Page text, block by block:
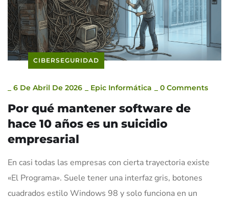
CIBERSEGURIDAD
6 De Abril De 2026 Epic Informática 0 Comments
Por qué mantener software de
hace 10 años es un suicidio
empresarial
En casi todas las empresas con cierta trayectoria existe
«El Programa». Suele tener una interfaz gris, botones
cuadrados estilo Windows 98 y solo funciona en un